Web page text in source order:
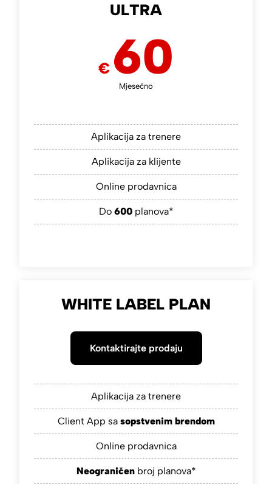
ULTRA
€ 60
Mjesečno
Aplikacija za trenere
Aplikacija za klijente
Online prodavnica
Do 600planova*
WHITE LABEL PLAN
Kontaktirajte prodaju
Aplikacija za trenere
Client App sa sopstvenim brendom
Online prodavnica
Neograničenbroj planova*